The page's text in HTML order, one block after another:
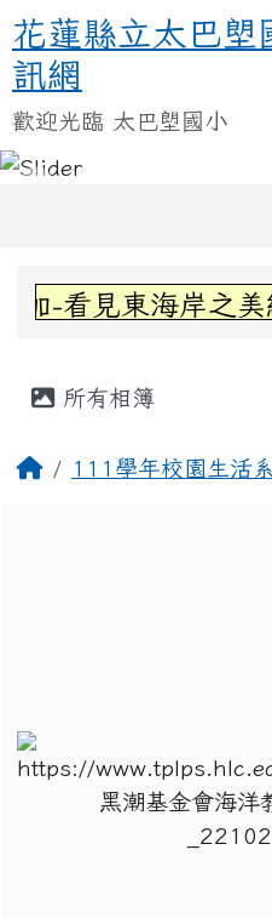
跳至主內容區
花蓮縣立太巴塱
花蓮縣立太巴塱
訊網
歡迎光臨 太巴塱國小
上中區域內容
見東海岸之美繪
所有相簿
回首頁111學年校園生活